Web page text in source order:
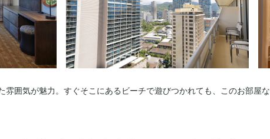
雰囲気が魅力。すぐそこにあるビーチで遊びつかれても、このお部屋な